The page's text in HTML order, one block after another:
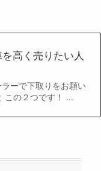
高く売りたい人
ーで下取りをお願い
この２つです！ ...